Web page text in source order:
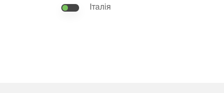
Італія